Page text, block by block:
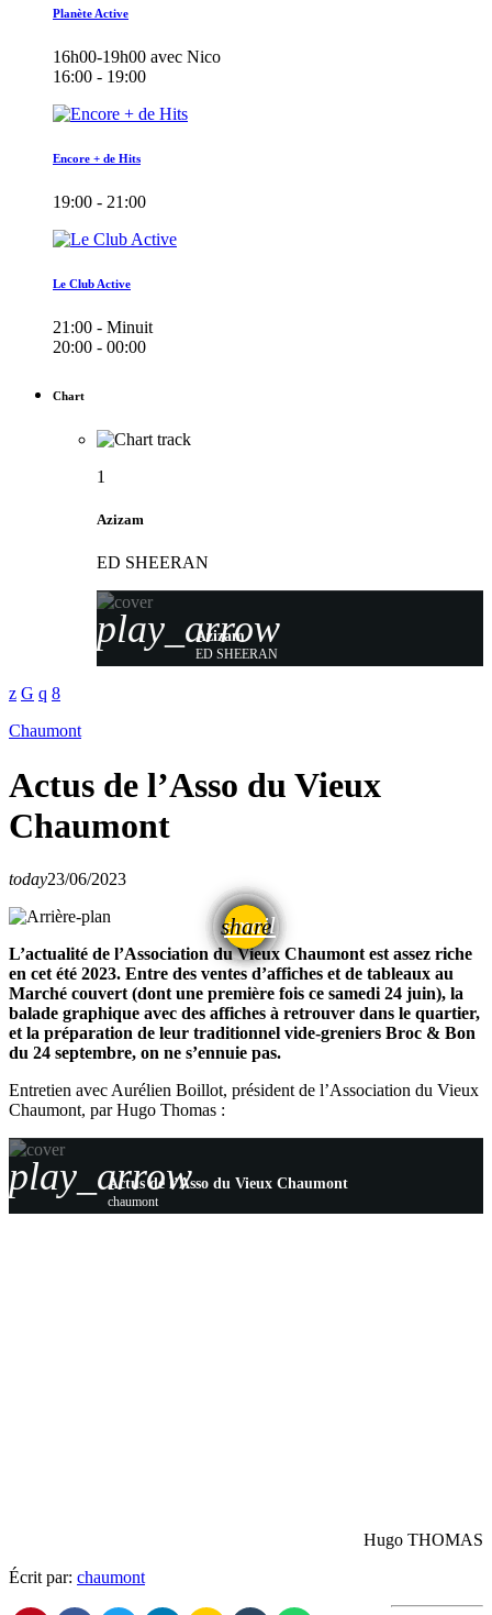
Planète Active
16h00-19h00 avec Nico
16:00 - 19:00
Encore + de Hits
19:00 - 21:00
Le Club Active
21:00 - Minuit
20:00 - 00:00
Chart
1
Azizam
ED SHEERAN
play_arrow
Azizam
ED SHEERAN
Chaumont
Actus de l’Asso du Vieux
Chaumont
today23/06/2023
share
email
L’actualité de l’Association du Vieux Chaumont est assez riche
en cet été 2023. Entre des ventes d’affiches et de tableaux au
Marché couvert (dont une première fois ce samedi 24 juin), la
balade graphique avec des affiches à retrouver dans le quartier,
et la préparation de leur traditionnel vide-greniers Broc & Bon
du 24 septembre, on ne s’ennuie pas.
Entretien avec Aurélien Boillot, président de l’Association du Vieux
Chaumont, par Hugo Thomas :
play_arrowActus de l’Asso du Vieux Chaumont
chaumont
Hugo THOMAS
Écrit par: chaumont